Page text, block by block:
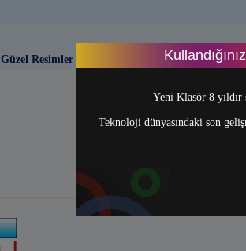
Yeni Klasör 8
Teknoloji dünyasındaki son
Güzel Resimler